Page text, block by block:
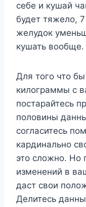
себе и кушай
будет тяжело,
желудок
кушать вообще.
Для того что
килограммы с
постарайтесь
половины
согласитесь
кардинально
это сложно. Но
изменений в
даст свои
Делитесь